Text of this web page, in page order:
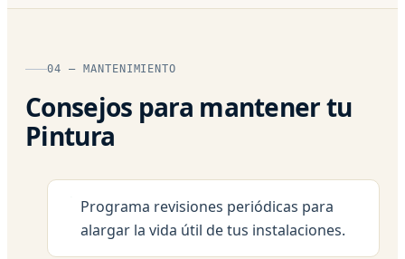
04 — MANTENIMIENTO
Consejos para mantener tu
Pintura
Programa revisiones periódicas para
alargar la vida útil de tus instalaciones.